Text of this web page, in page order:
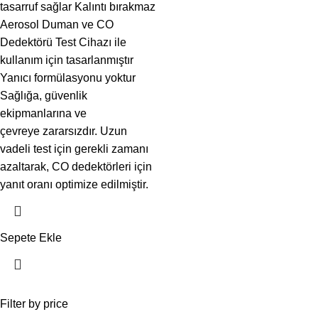
Filter by price
tasarruf sağlar Kalıntı bırakmaz
Aerosol Duman ve CO
Dedektörü Test Cihazı ile
kullanım için tasarlanmıştır
Yanıcı formülasyonu yoktur
Sağlığa, güvenlik
ekipmanlarına ve
çevreye zararsızdır. Uzun
vadeli test için gerekli zamanı
azaltarak, CO dedektörleri için
yanıt oranı optimize edilmiştir.
Sepete Ekle